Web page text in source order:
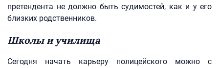
претендента не должно быть судимостей, как и у его
близких родственников.
Школы и училища
Сегодня начать карьеру полицейского можно с